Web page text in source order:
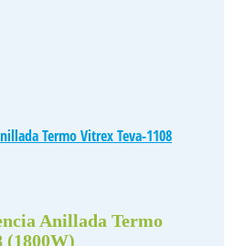
Termo Vitrex Teva-1108
Anillada Termo
(1800W)